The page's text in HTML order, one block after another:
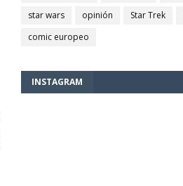
star wars
opinión Star Trek
comic europeo
INSTAGRAM